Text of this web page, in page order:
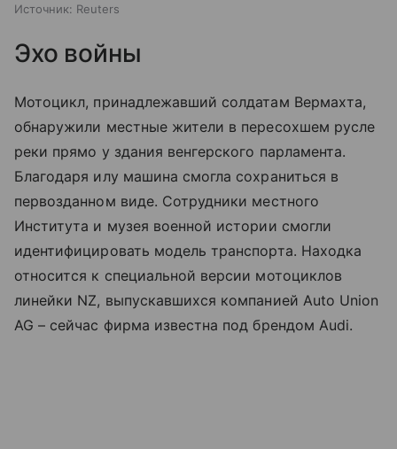
Источник: Reuters
Эхо войны
Мотоцикл, принадлежавший солдатам Вермахта,
обнаружили местные жители в пересохшем русле
реки прямо у здания венгерского парламента.
Благодаря илу машина смогла сохраниться в
первозданном виде. Сотрудники местного
Института и музея военной истории смогли
идентифицировать модель транспорта. Находка
относится к специальной версии мотоциклов
линейки NZ, выпускавшихся компанией Auto Union
AG – сейчас фирма известна под брендом Audi.